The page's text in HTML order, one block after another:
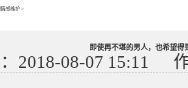
感维护 >
即使再不堪的男人，也希望得
2018-08-07 15:11